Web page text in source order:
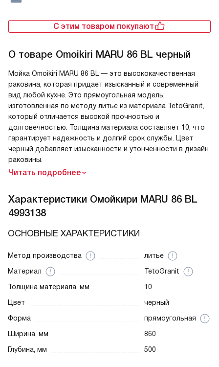
С этим товаром покупают
О товаре Omoikiri MARU 86 BL черный
Мойка Omoikiri MARU 86 BL — это высококачественная
раковина, которая придает изысканный и современный
вид любой кухне. Это прямоугольная модель,
изготовленная по методу литье из материала TetoGranit,
который отличается высокой прочностью и
долговечностью. Толщина материала составляет 10, что
гарантирует надежность и долгий срок службы. Цвет
черный добавляет изысканности и утонченности в дизайн
раковины.
Читать подробнее
Характеристики Омойкири MARU 86 BL
4993138
ОСНОВНЫЕ ХАРАКТЕРИСТИКИ
Метод производства
литье
Материал
TetoGranit
Толщина материала, мм
10
Цвет
черный
Форма
прямоугольная
Ширина, мм
860
Глубина, мм
500